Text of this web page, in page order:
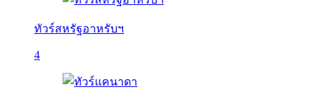
ทัวร์สหรัฐอาหรับฯ
4